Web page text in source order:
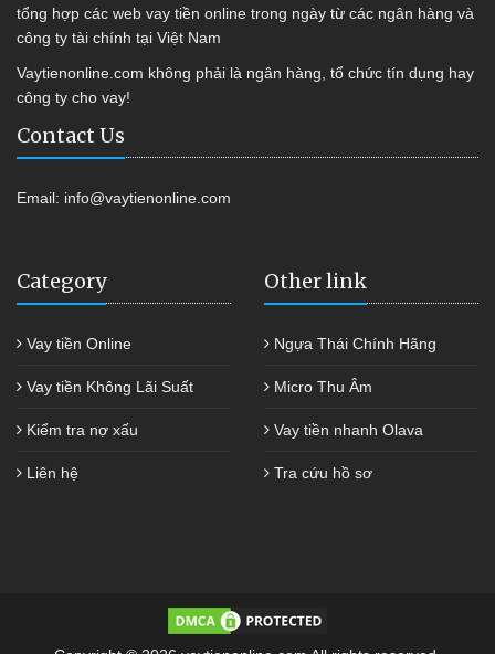
tổng hợp các web vay tiền online trong ngày từ các ngân hàng và
công ty tài chính tại Việt Nam
Vaytienonline.com không phải là ngân hàng, tổ chức tín dụng hay
công ty cho vay!
Contact Us
Email: info@vaytienonline.com
Category
Vay tiền Online
Vay tiền Không Lãi Suất
Kiểm tra nợ xấu
Liên hệ
Other link
Ngựa Thái Chính Hãng
Micro Thu Âm
Vay tiền nhanh Olava
Tra cứu hồ sơ